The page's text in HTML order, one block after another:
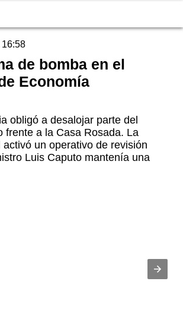
de bomba en el
Economía
obligó a desalojar parte del
frente a la Casa Rosada. La
un operativo de revisión
Luis Caputo mantenía una